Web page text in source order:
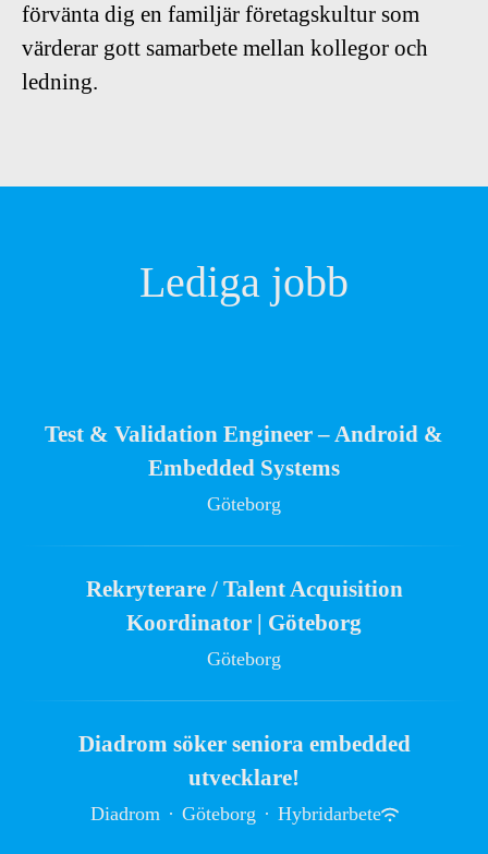
förvänta dig en familjär företagskultur som
värderar gott samarbete mellan kollegor och
ledning.
Lediga jobb
Test & Validation Engineer – Android &
Embedded Systems
Göteborg
Rekryterare / Talent Acquisition
Koordinator | Göteborg
Göteborg
Diadrom söker seniora embedded
utvecklare!
Diadrom · Göteborg · Hybridarbete